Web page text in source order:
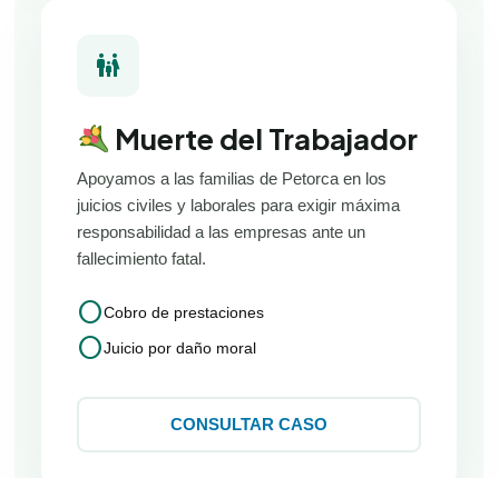
family_restroom
Muerte del Trabajador
Apoyamos a las familias de Petorca en los
juicios civiles y laborales para exigir máxima
responsabilidad a las empresas ante un
fallecimiento fatal.
circleCobro de prestaciones
circleJuicio por daño moral
CONSULTAR CASO